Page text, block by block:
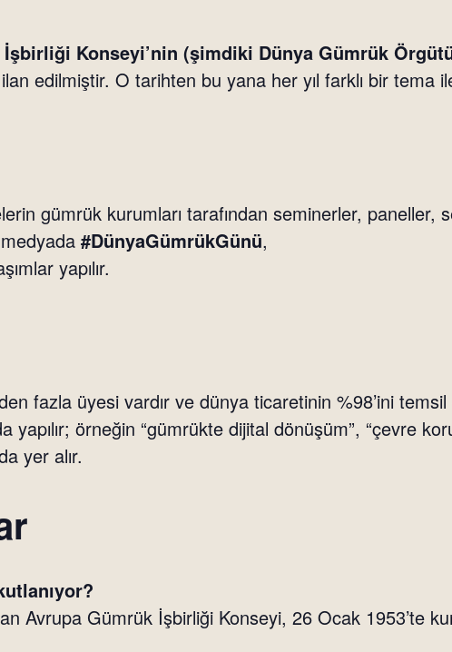
Konseyi’nin (şimdiki Dünya Gümrük
ilan edilmiştir. O tarihten bu yana her yıl farklı bir tema
gümrük kurumları tarafından seminerler, paneller,
#DünyaGümrükGünü,
yapılır.
fazla üyesi vardır ve dünya ticaretinin %98’ini temsil
yapılır; örneğin “gümrükte dijital dönüşüm”, “çevre
yer alır.
Avrupa Gümrük İşbirliği Konseyi, 26 Ocak 1953’te